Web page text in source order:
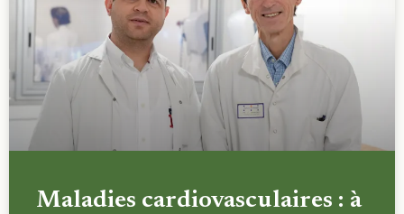
Maladies cardiovasculaires : à